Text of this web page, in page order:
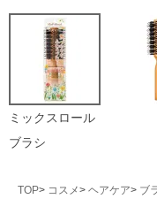
ミックスロール
ブラシ
TOP コスメ ヘアケア ブ